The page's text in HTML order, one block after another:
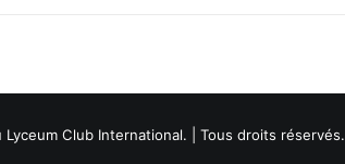
Club International. | Tous droits réservés.